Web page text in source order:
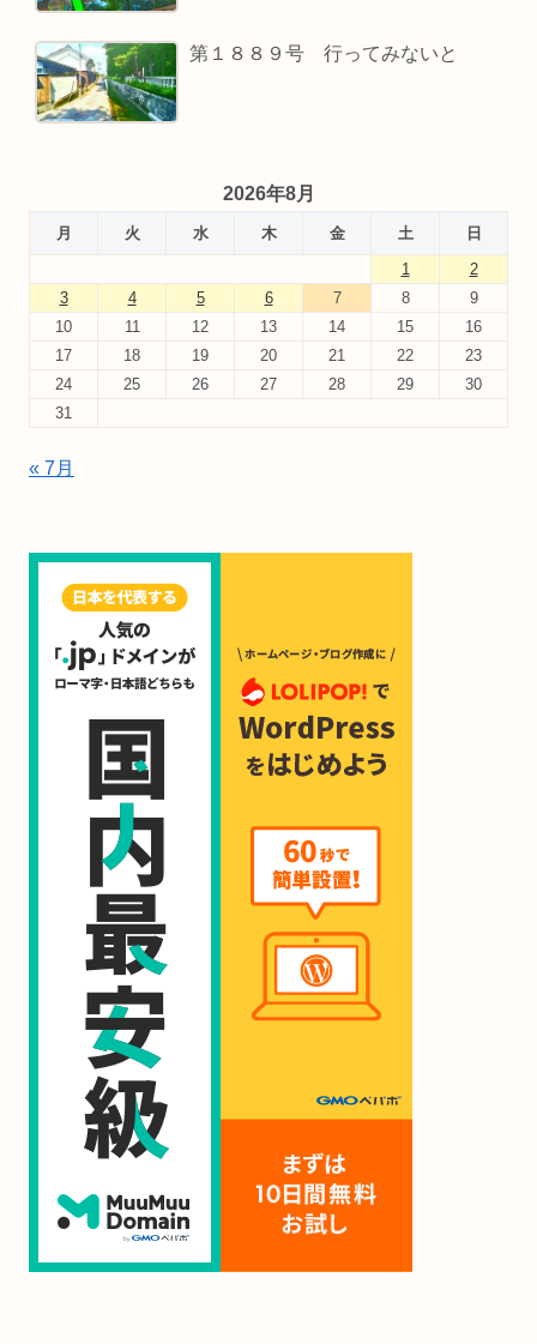
第１８８９号 行ってみないと
2026年8月
月 火 水 木 金 土
日
1
2
3
4 5 6 7 8
9
10
11 12 13 14 15
16
17
18 19 20 21 22
23
24
25 26 27 28 29
30
31
« 7月